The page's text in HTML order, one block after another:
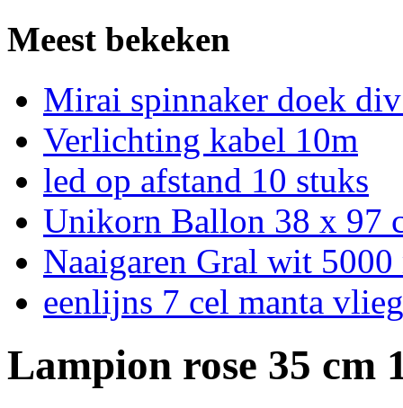
Meest bekeken
Mirai spinnaker doek
Verlichting kabel 10m
led op afstand 10 stuks
Unikorn Ballon 38 x 97
Naaigaren Gral wit 5000
eenlijns 7 cel manta
Lampion rose 35 cm